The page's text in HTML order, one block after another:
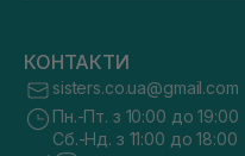
КОНТАКТИ
sisters.co.ua@gmail.com
Пн.-Пт. з 10:00 до 19:00
Сб.-Нд. з 11:00 до 18:00